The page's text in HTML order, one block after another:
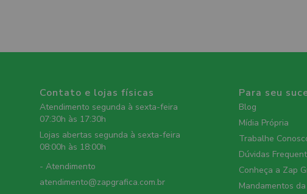
Contato e lojas físicas
Atendimento segunda à sexta-feira
07:30h às 17:30h
Lojas abertas segunda à sexta-feira
08:00h às 18:00h
- Atendimento
atendimento@zapgrafica.com.br
Para seu
Blog
Mídia Própria
Trabalhe
Dúvidas
Conheça a Zap
Mandamentos